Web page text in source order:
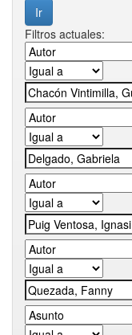
Filtros actuales: